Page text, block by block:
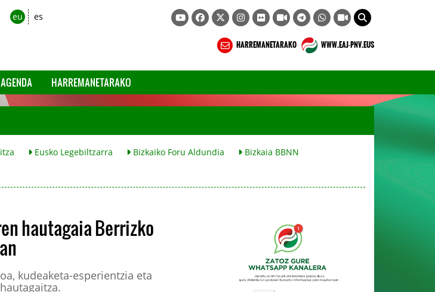
eu es
HARREMANETARAKO WWW.EAJ-PNV.EUS
AGENDA HARREMANETARAKO
Eusko Legebiltzarra Bizkaiko Foru Aldundia
Bizkaia BBNN
hautagaia Berrizko
kudeaketa-esperientzia eta